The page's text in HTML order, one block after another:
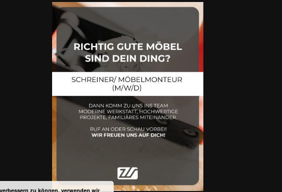
zu können, verwenden wir